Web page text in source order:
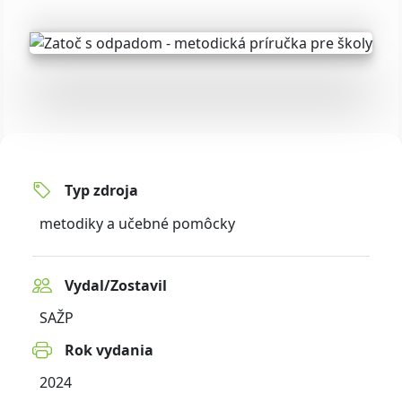
Typ zdroja
metodiky a učebné pomôcky
Vydal/Zostavil
SAŽP
Rok vydania
2024